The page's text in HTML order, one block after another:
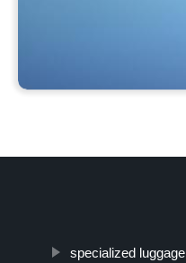
specialized luggage